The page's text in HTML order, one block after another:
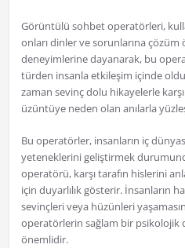
Görüntülü sohbet operatörleri,
onları dinler ve sorunlarına
deneyimlerine dayanarak, bu
türden insanla etkileşim içinde
zaman sevinç dolu hikayelerle
üzüntüye neden olan anılarla
Bu operatörler, insanların iç
yeteneklerini geliştirmek
operatörü, karşı tarafın hislerini
için duyarlılık gösterir. İnsanların
sevinçleri veya hüzünleri
operatörlerin sağlam bir psikolojik
önemlidir.